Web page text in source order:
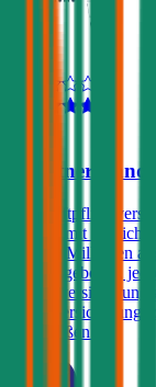
Kärntner
Kfz-
können mit
oder 20 Millionen
nicht angeboten,
Landesversicherung
Unfallversicherung
abschließen.